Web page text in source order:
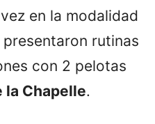
en la modalidad
rutinas
con 2 pelotas
la Chapelle.